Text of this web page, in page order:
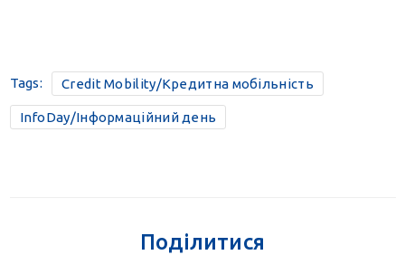
Tags: Credit Mobility/Кредитна мобільність
InfoDay/Інформаційний день
Поділитися